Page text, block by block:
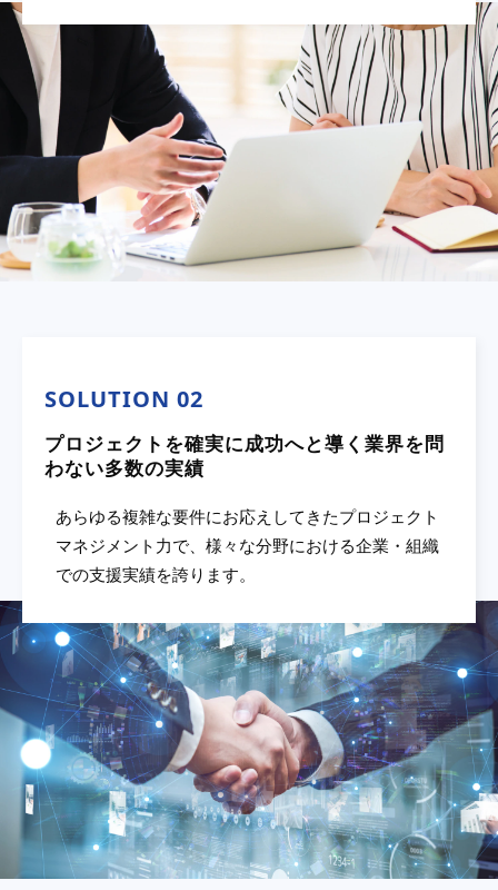
SOLUTION 02
プロジェクトを確実に成功へと導く業界を問
わない多数の実績
あらゆる複雑な要件にお応えしてきたプロジェクト
マネジメント力で、様々な分野における企業・組織
での支援実績を誇ります。